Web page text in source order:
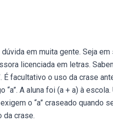
em muita gente. Seja
licenciada em letras.
É facultativo o uso da crase
“a”. A aluna foi (a + a) à
o “a” craseado quando
da crase.